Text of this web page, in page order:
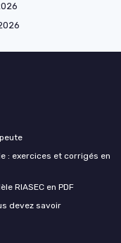
: exercices et corrigés en
RIASEC en PDF
devez savoir